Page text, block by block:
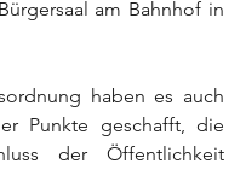
am Bahnhof in
haben es auch
Punkte geschafft, die
der Öffentlichkeit